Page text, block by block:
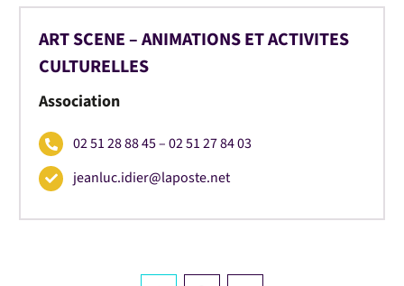
ART SCENE – ANIMATIONS ET ACTIVITES
CULTURELLES
Association
02 51 28 88 45 – 02 51 27 84 03
jeanluc.idier@laposte.net